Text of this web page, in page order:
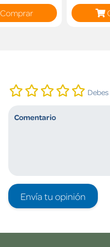
Comprar
Envía tu opinión